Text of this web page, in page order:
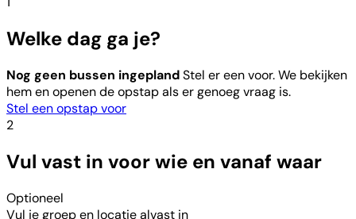
Welke dag ga je?
Nog geen bussen ingeplandStel er een voor. We bekijken
hem en openen de opstap als er genoeg vraag is.
Stel een opstap voor
2
Vul vast in voor wie en vanaf waar
Optioneel
Vul je groep en locatie alvast in